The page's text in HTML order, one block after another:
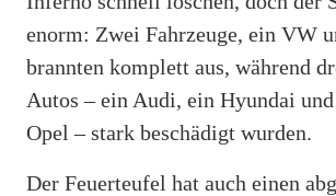
enorm: Zwei Fahrzeuge, ein VW
brannten komplett aus, während
Autos – ein Audi, ein Hyundai
Opel – stark beschädigt wurden.
Der Feuerteufel hat auch einen